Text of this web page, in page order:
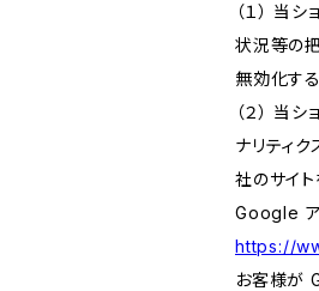
（１） 当
状況等の
無効化す
（２） 当
ナリティ
社のサイト
Google ア
https://
お客様が